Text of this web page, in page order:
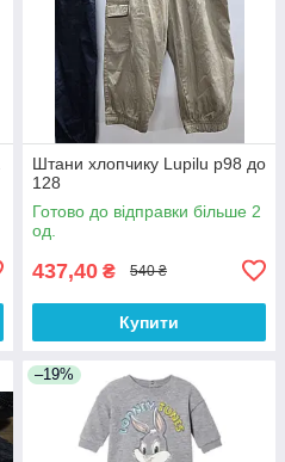
Штани хлопчику Lupilu р98 до
128
Готово до відправки більше 2
од.
437,40 ₴ 540 ₴
Купити
–19%